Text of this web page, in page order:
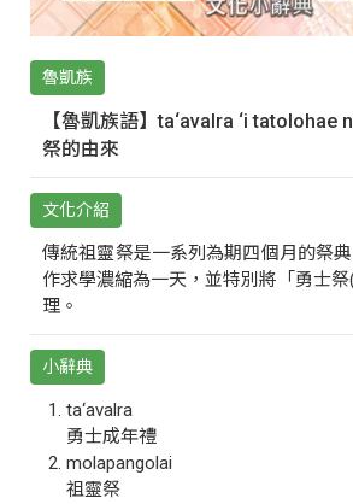
魯凱族
【魯凱族語】ta‘avalra ‘i tatolohae
祭的由來
文化介紹
傳統祖靈祭是一系列為期四個月的祭
作求學濃縮為一天，並特別將「勇士祭
理。
小辭典
ta‘avalra
勇士成年禮
molapangolai
祖靈祭